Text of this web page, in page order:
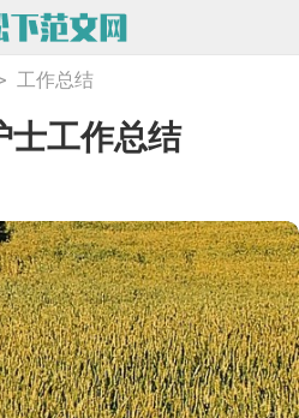
工作总结
士工作总结